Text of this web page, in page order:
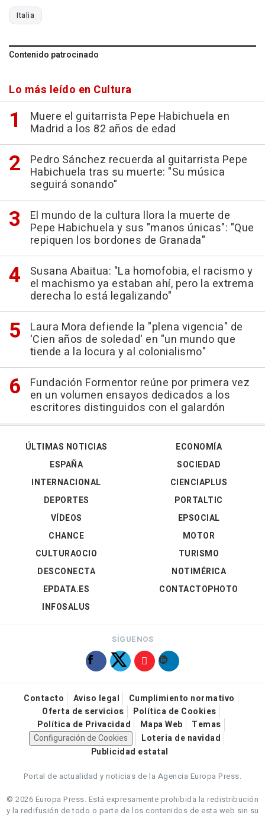
Italia
Contenido patrocinado
Lo más leído en Cultura
Muere el guitarrista Pepe Habichuela en
Madrid a los 82 años de edad
Pedro Sánchez recuerda al guitarrista Pepe
Habichuela tras su muerte: "Su música
seguirá sonando"
El mundo de la cultura llora la muerte de
Pepe Habichuela y sus "manos únicas": "Que
repiquen los bordones de Granada"
Susana Abaitua: "La homofobia, el racismo y
el machismo ya estaban ahí, pero la extrema
derecha lo está legalizando"
Laura Mora defiende la "plena vigencia" de
'Cien años de soledad' en "un mundo que
tiende a la locura y al colonialismo"
Fundación Formentor reúne por primera vez
en un volumen ensayos dedicados a los
escritores distinguidos con el galardón
ÚLTIMAS NOTICIAS
ESPAÑA
INTERNACIONAL
DEPORTES
VÍDEOS
ECONOMÍA
SOCIEDAD
CIENCIAPLUS
PORTALTIC
EPSOCIAL
CHANCE
CULTURAOCIO
DESCONECTA
EPDATA.ES
INFOSALUS
MOTOR
TURISMO
NOTIMÉRICA
CONTACTOPHOTO
SÍGUENOS
Contacto Aviso legal
Cumplimiento normativo
Oferta de servicios
Política de Cookies
Política de Privacidad
Mapa Web
Temas
Configuración de Cookies
Loteria de navidad
Publicidad estatal
Portal de actualidad y noticias de la Agencia Europa Press.
© 2026 Europa Press. Está expresamente prohibida la redistribución
y la redifusión de todo o parte de los contenidos de esta web sin su